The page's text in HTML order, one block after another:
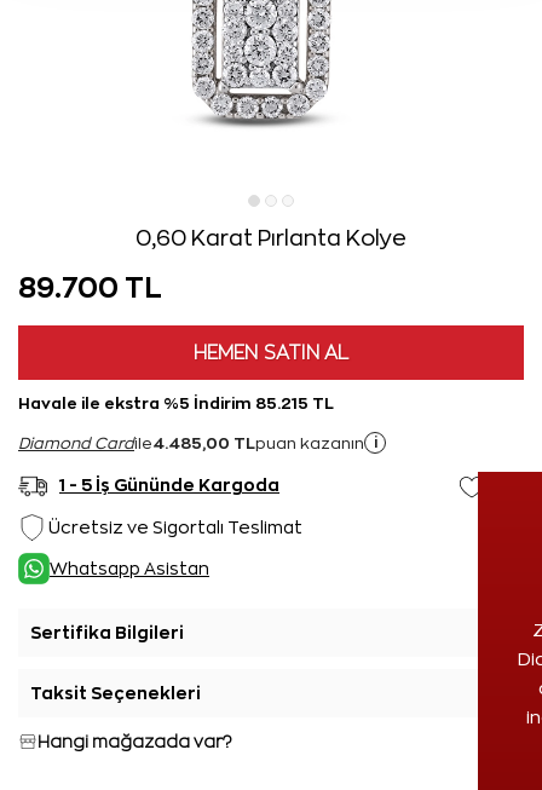
0,60 Karat Pırlanta Kolye
89.700 TL
HEMEN SATIN AL
Havale ile ekstra %5 İndirim 85.215 TL
Diamond Cardile4.485,00 TL puan kazanın i
1 - 5 İş Gününde Kargoda
Ücretsiz ve Sigortalı Teslimat
Whatsapp Asistan
Sertifika Bilgileri
Taksit Seçenekleri
Hangi mağazada var?